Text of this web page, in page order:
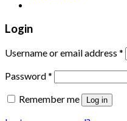
Login
Username or email address *
Password*
Remember me
Log in